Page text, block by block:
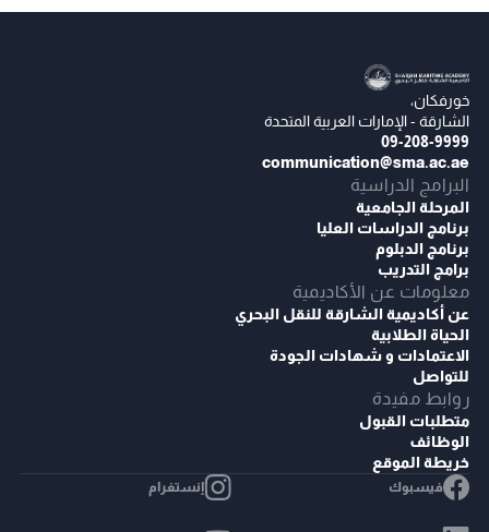
خورفكان،
الشارقة - الإمارات العربية المتحدة
09-208-9999
communication@sma.ac.ae
البرامج الدراسية
المرحلة الجامعية
برنامج الدراسات العليا
برنامج الدبلوم
برامج التدريب
معلومات عن الأكاديمية
عن أكاديمية الشارقة للنقل البحري
الحياة الطلابية
الاعتمادات و شهادات الجودة
للتواصل
روابط مفيدة
متطلبات القبول
الوظائف
خريطة الموقع
فيسبوك إنستغرام